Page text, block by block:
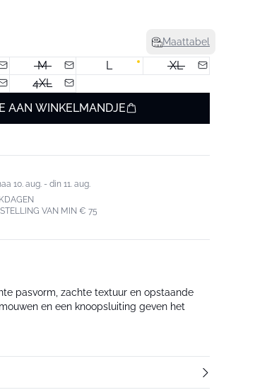
Maattabel
M L
XL
4XL
AAN WINKELMANDJE
10. aug. - din 11. aug.
VAN MIN € 75
pasvorm, zachte textuur en opstaande
en een knoopsluiting geven het